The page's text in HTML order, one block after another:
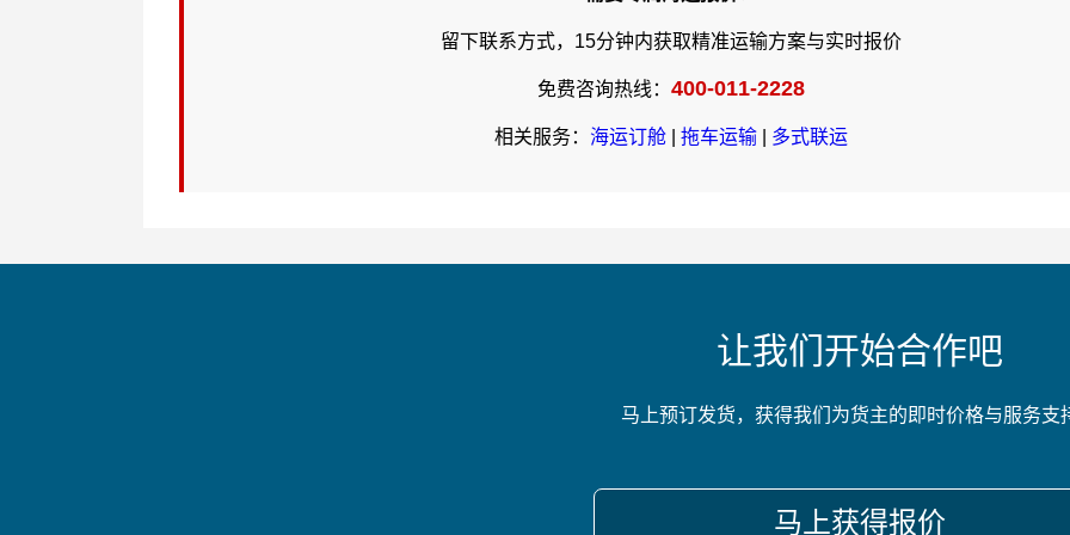
留下联系方式，15分钟内获取精准运输方案与实时报价
免费咨询热线： 400-011-2228
相关服务： 海运订舱 拖车运输 多式联运
让我们开始合作吧
马上预订发货，获得我们为货主的即时价格与服务支
马上获得报价